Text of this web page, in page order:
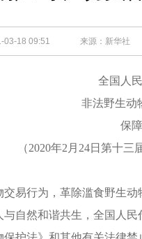
03-18 09:51 来源：新华社
全国人
非法野生动
保
（2020年2 月 24日第十三
行为，革除滥食野生动
自然和谐共生，全国人民